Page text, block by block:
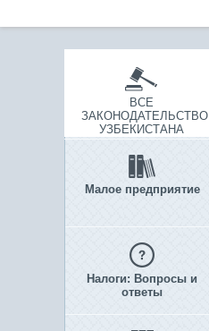
ВСЕ
ЗАКОНОДАТЕЛЬСТВО
УЗБЕКИСТАНА
Малое предприятие
Налоги: Вопросы и
ответы